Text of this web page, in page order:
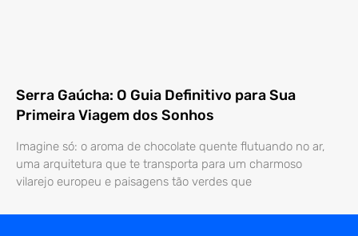
Serra Gaúcha: O Guia Definitivo para Sua
Primeira Viagem dos Sonhos
Imagine só: o aroma de chocolate quente flutuando no ar,
uma arquitetura que te transporta para um charmoso
vilarejo europeu e paisagens tão verdes que